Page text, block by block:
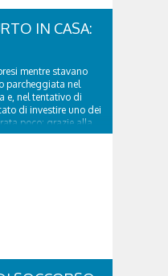
IN CASA:
mentre stavano
parcheggiata nel
e, nel tentativo di
di investire uno dei
poco: grazie alla